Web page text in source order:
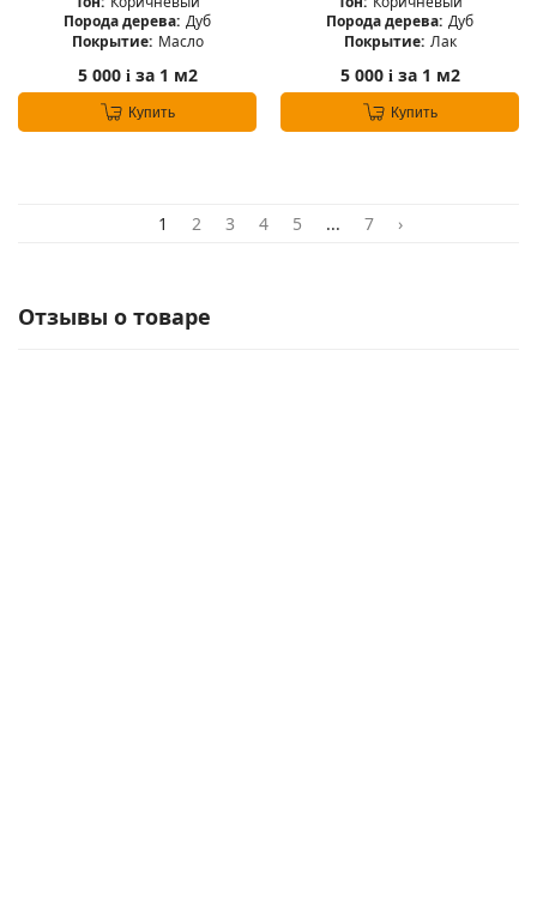
Порода дерева: Дуб
Покрытие: Масло
5 000 iза 1 м2
Купить
Порода дерева: Дуб
Покрытие: Лак
5 000 iза 1 м2
Купить
1 2 3 4 5 ... 7 ›
Отзывы о товаре